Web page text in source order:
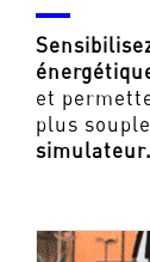
et
plus
simulateur.